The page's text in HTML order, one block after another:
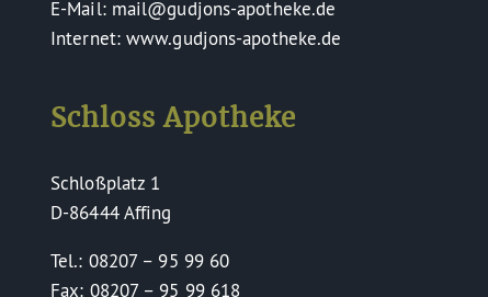
E-Mail: mail@gudjons-apotheke.de
Internet: www.gudjons-apotheke.de
Schloss Apotheke
Schloßplatz 1
D-86444 Affing
Tel.: 08207 – 95 99 60
Fax: 08207 – 95 99 618